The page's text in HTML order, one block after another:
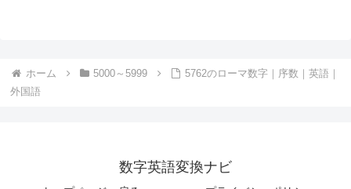
ホーム 5000～5999
5762のローマ数字｜序数｜英語｜
外国語
数字英語変換ナビ